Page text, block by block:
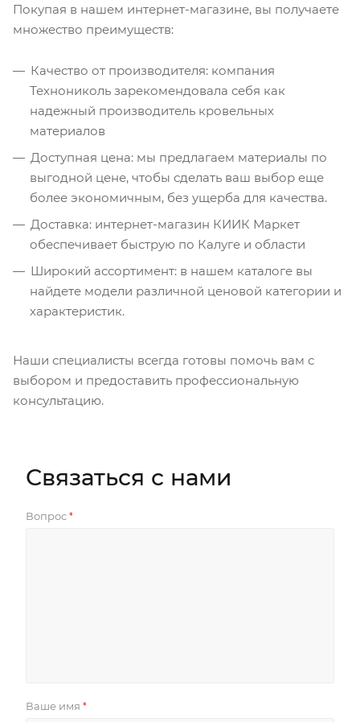
Покупая в нашем интернет-магазине, вы получаете
множество преимуществ:
Качество от производителя: компания
Технониколь зарекомендовала себя как
надежный производитель кровельных
материалов
Доступная цена: мы предлагаем материалы по
выгодной цене, чтобы сделать ваш выбор еще
более экономичным, без ущерба для качества.
Доставка: интернет-магазин КИИК Маркет
обеспечивает быструю по Калуге и области
Широкий ассортимент: в нашем каталоге вы
найдете модели различной ценовой категории и
характеристик.
Наши специалисты всегда готовы помочь вам с
выбором и предоставить профессиональную
консультацию.
Связаться с нами
Вопрос *
Ваше имя *